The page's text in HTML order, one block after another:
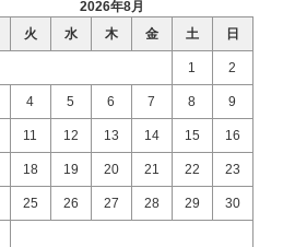
2026年8月
火 水 木 金 土 日
1 2
4 5 6 7 8 9
11 12 13 14 15 16
18 19 20 21 22 23
25 26 27 28 29 30